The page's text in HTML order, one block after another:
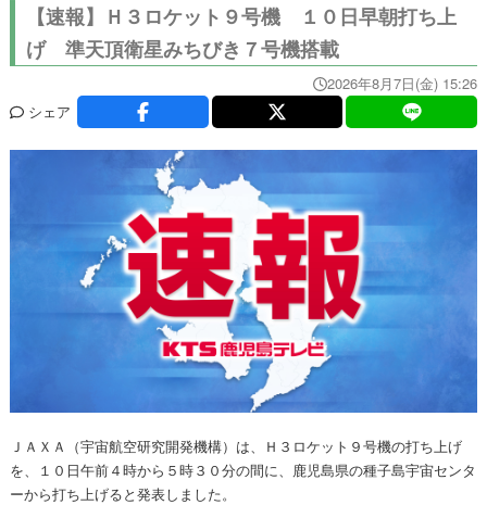
【速報】Ｈ３ロケット９号機 １０日早朝打ち上
げ 準天頂衛星みちびき７号機搭載
2026年8月7日(金) 15:26
シェア
ＪＡＸＡ（宇宙航空研究開発機構）は、Ｈ３ロケット９号機の打ち上げ
を、１０日午前４時から５時３０分の間に、鹿児島県の種子島宇宙センタ
ーから打ち上げると発表しました。